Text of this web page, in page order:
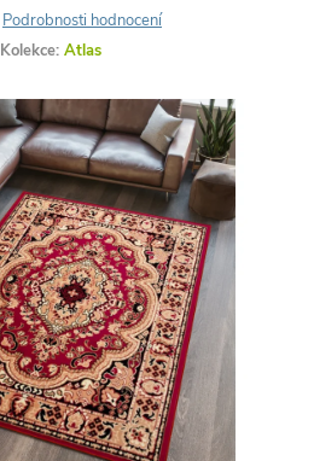
Podrobnosti hodnocení
Kolekce: Atlas